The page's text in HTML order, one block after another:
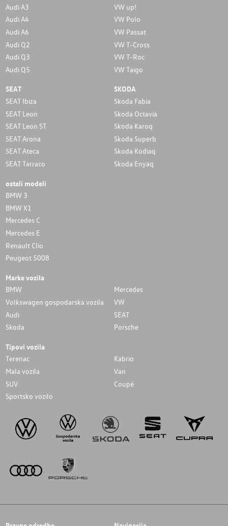
Audi A3
Audi A4
Audi A6
Audi Q2
Audi Q3
Audi Q5
VW up!
VW Polo
VW Passat
VW T-Cross
VW T-Roc
VW Taigo
SEAT
SEAT Ibiza
SEAT Leon
SEAT Leon ST
SEAT Arona
SEAT Ateca
SEAT Tarraco
SKODA
Skoda Fabia
Skoda Octavia
Skoda Karoq
Skoda Superb
Skoda Kodiaq
Skoda Enyaq
ostali modeli
BMW 3
BMW X1
Mercedes C
Mercedes E
Renault Clio
Peugeot 5008
Marke vozila
BMW
Mercedes
Volkswagen gospodarska vozila
VW
Audi
SEAT
Skoda
Porsche
Tipovi vozila
Terenac
Kabrio
Mala vozila
Van
SUV
Coupé
Sportsko vozilo